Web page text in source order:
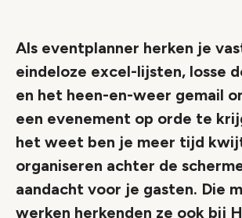
Als eventplanner herken je
eindeloze excel-lijsten, losse
en het heen-en-weer gemail
een evenement op orde te
het weet ben je meer tijd
organiseren achter de
aandacht voor je gasten. Die
werken herkenden ze ook bij